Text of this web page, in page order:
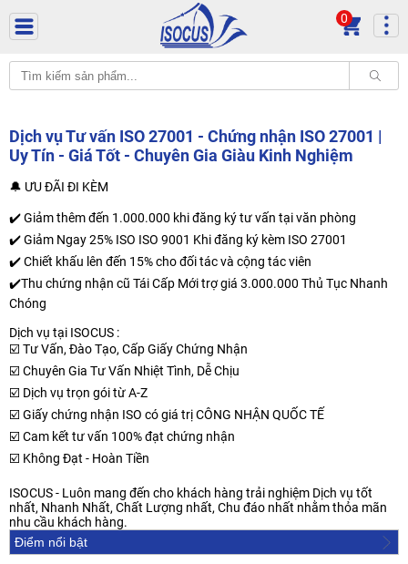
0
Dịch vụ Tư vấn ISO 27001 - Chứng nhận ISO 27001 |
Uy Tín - Giá Tốt - Chuyên Gia Giàu Kinh Nghiệm
🔔 ƯU ĐÃI ĐI KÈM
✔️ Giảm thêm đến 1.000.000 khi đăng ký tư vấn tại văn phòng
✔️ Giảm Ngay 25% ISO ISO 9001 Khi đăng ký kèm ISO 27001
✔️ Chiết khấu lên đến 15% cho đối tác và cộng tác viên
✔️Thu chứng nhận cũ Tái Cấp Mới trợ giá 3.000.000 Thủ Tục Nhanh
Chóng
Dịch vụ tại ISOCUS :
☑️ Tư Vấn, Đào Tạo, Cấp Giấy Chứng Nhận
☑️ Chuyên Gia Tư Vấn Nhiệt Tình, Dễ Chịu
☑️ Dịch vụ trọn gói từ A-Z
☑️ Giấy chứng nhận ISO có giá trị CÔNG NHẬN QUỐC TẾ
☑️ Cam kết tư vấn 100% đạt chứng nhận
☑️ Không Đạt - Hoàn Tiền
ISOCUS - Luôn mang đến cho khách hàng trải nghiệm Dịch vụ tốt
nhất, Nhanh Nhất, Chất Lượng nhất, Chu đáo nhất nhằm thỏa mãn
Điểm nổi bật